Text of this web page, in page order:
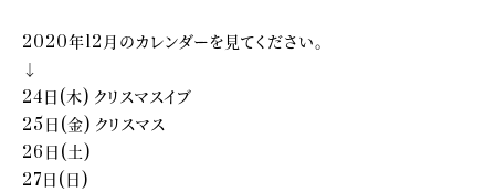
2020年12月のカレンダーを見てください。
↓
24日(木) クリスマスイブ
25日(金) クリスマス
26日(土)
27日(日)